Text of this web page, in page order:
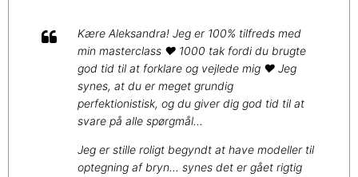
Kære Aleksandra! Jeg er 100% tilfreds med
min masterclass ❤️ 1000 tak fordi du brugte
god tid til at forklare og vejlede mig ❤️ Jeg
synes, at du er meget grundig
perfektionistisk, og du giver dig god tid til at
svare på alle spørgmål...
Jeg er stille roligt begyndt at have modeller til
optegning af bryn... synes det er gået rigtig